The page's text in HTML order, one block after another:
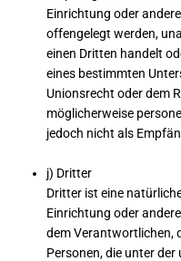
Einrichtung oder
offengelegt werden,
einen Dritten handelt
eines bestimmten
Unionsrecht oder dem
möglicherweise
jedoch nicht als
j) Dritter
Dritter ist eine
Einrichtung oder
dem Verantwortlichen,
Personen, die unter